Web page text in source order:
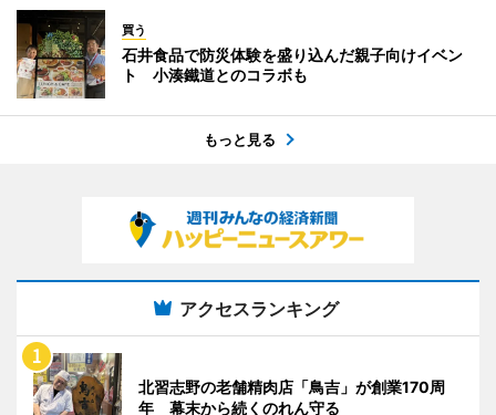
買う
石井食品で防災体験を盛り込んだ親子向けイベン
ト 小湊鐵道とのコラボも
もっと見る
アクセスランキング
北習志野の老舗精肉店「鳥吉」が創業170周
年 幕末から続くのれん守る